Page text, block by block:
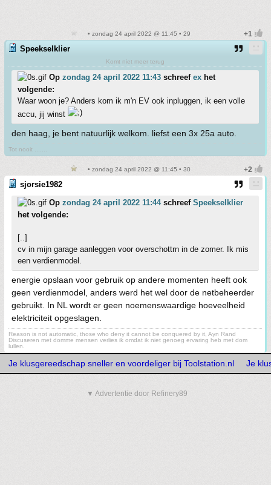
• zondag 24 april 2022 @ 11:45 • 29
Speekselklier
Komt niet meer terug
Op zondag 24 april 2022 11:43 schreef ex het
volgende:
Waar woon je? Anders kom ik m'n EV ook inpluggen, ik een volle
accu, jij winst
den haag, je bent natuurlijk welkom. liefst een 3x 25a auto.
Tot nooit .......
• zondag 24 april 2022 @ 11:45 • 30
sjorsie1982
Op zondag 24 april 2022 11:44schreef Speekselklier
het volgende:
[..]
cv in mijn garage aanleggen voor overschottrn in de zomer. Ik mis
een verdienmodel.
energie opslaan voor gebruik op andere momenten heeft ook
geen verdienmodel, anders werd het wel door de netbeheerder
gebruikt. In NL wordt er geen noemenswaardige hoeveelheid
elektriciteit opgeslagen.
Reason is not automatic, those who deny it cannot be conquered by it, Ayn Rand
Discuseren met domme mensen verlies ik omdat ik niet genoeg ervaring heb met dom
lullen.
Je klusgereedschap sneller en voordeliger bij Toolstation.nl Je
▼ Advertentie door Refinery89